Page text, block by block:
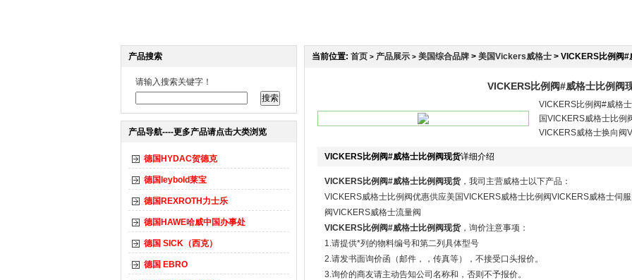
产品搜索
请输入搜索关键字！
产品导航----更多产品请点击大类浏览
德国HYDAC贺德克
德国leybold莱宝
德国REXROTH力士乐
德国HAWE哈威中国办事处
德国 SICK（西克）
德国 EBRO
当前位置: 首页 > 产品展示 > 美国综合品牌 > 美国Vickers威格士 > VICKERS比例阀#
VICKERS比例阀#威格士比例阀
VICKERS比例阀#威格
国VICKERS威格士比例
VICKERS威格士换向阀
VICKERS比例阀#威格士比例阀现货详细介绍
VICKERS比例阀#威格士比例阀现货，我司主营威格士以下产品：
VICKERS威格士比例阀优惠供应美国VICKERS威格士比例阀VICKERS威格士伺
阀VICKERS威格士流量阀
VICKERS比例阀#威格士比例阀现货，询价注意事项：
1.请提供*列的物料编号和第二列具体型号
2.请发书面询价函（邮件，，传真等），不接受口头报价。
3.询价的商友请主动告知公司名称和，否则不予报价。